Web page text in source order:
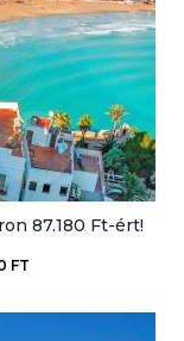
87.180 Ft-ért!
FT